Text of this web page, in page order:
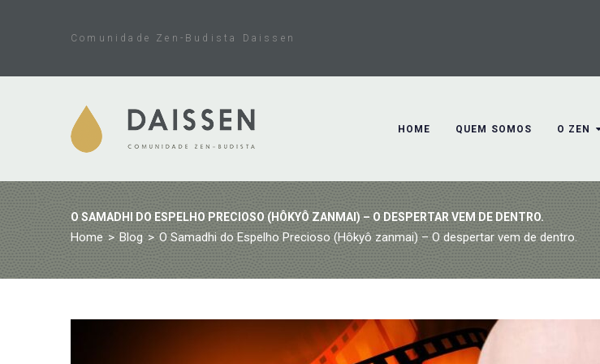
Comunidade Zen-Budista Daissen
HOME QUEM SOMOS O ZEN
O SAMADHI DO ESPELHO PRECIOSO (HÔKYÔ ZANMAI) – O DESPERTAR VEM DE DENTRO.
Home > Blog > O Samadhi do Espelho Precioso (Hôkyô zanmai) – O despertar vem de dentro.